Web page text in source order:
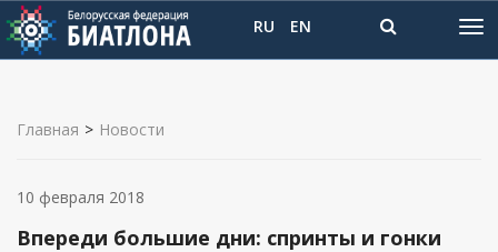
RU EN
Главная > Новости
Впереди большие дни: спринты и гонки
10 февраля 2018